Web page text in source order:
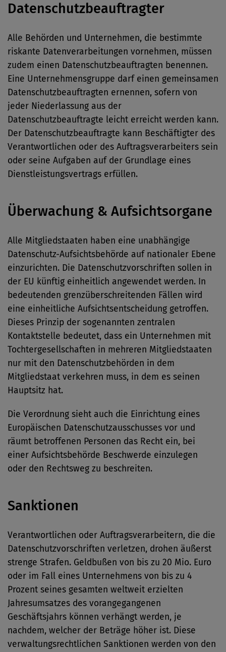
Datenschutzbeauftragter
Alle Behörden und Unternehmen, die bestimmte
riskante Datenverarbeitungen vornehmen, müssen
zudem einen Datenschutzbeauftragten benennen.
Eine Unternehmensgruppe darf einen gemeinsamen
Datenschutzbeauftragten ernennen, sofern von
jeder Niederlassung aus der
Datenschutzbeauftragte leicht erreicht werden kann.
Der Datenschutzbeauftragte kann Beschäftigter des
Verantwortlichen oder des Auftragsverarbeiters sein
oder seine Aufgaben auf der Grundlage eines
Dienstleistungsvertrags erfüllen.
Überwachung & Aufsichtsorgane
Alle Mitgliedstaaten haben eine unabhängige
Datenschutz-Aufsichtsbehörde auf nationaler Ebene
einzurichten. Die Datenschutzvorschriften sollen in
der EU künftig einheitlich angewendet werden. In
bedeutenden grenzüberschreitenden Fällen wird
eine einheitliche Aufsichtsentscheidung getroffen.
Dieses Prinzip der sogenannten zentralen
Kontaktstelle bedeutet, dass ein Unternehmen mit
Tochtergesellschaften in mehreren Mitgliedstaaten
nur mit den Datenschutzbehörden in dem
Mitgliedstaat verkehren muss, in dem es seinen
Hauptsitz hat.
Die Verordnung sieht auch die Einrichtung eines
Europäischen Datenschutzausschusses vor und
räumt betroffenen Personen das Recht ein, bei
einer Aufsichtsbehörde Beschwerde einzulegen
oder den Rechtsweg zu beschreiten.
Sanktionen
Verantwortlichen oder Auftragsverarbeitern, die die
Datenschutzvorschriften verletzen, drohen äußerst
strenge Strafen. Geldbußen von bis zu 20 Mio. Euro
oder im Fall eines Unternehmens von bis zu 4
Prozent seines gesamten weltweit erzielten
Jahresumsatzes des vorangegangenen
Geschäftsjahrs können verhängt werden, je
nachdem, welcher der Beträge höher ist. Diese
verwaltungsrechtlichen Sanktionen werden von den